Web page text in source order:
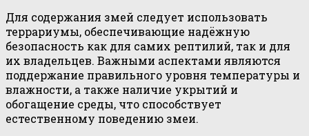
Для содержания змей следует использовать
террариумы, обеспечивающие надёжную
безопасность как для самих рептилий, так и для
их владельцев. Важными аспектами являются
поддержание правильного уровня температуры и
влажности, а также наличие укрытий и
обогащение среды, что способствует
естественному поведению змеи.